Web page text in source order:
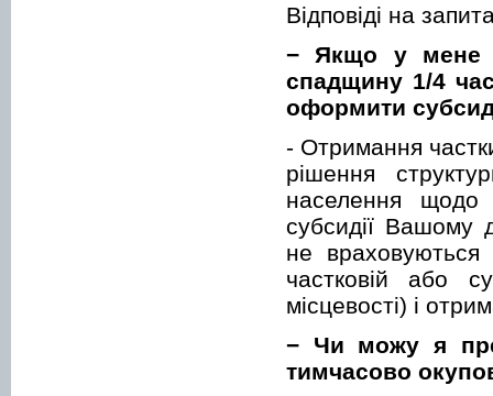
Відповіді на
− Якщо у мене
спадщину 1/4
оформити
- Отримання
рішення
населення щодо
субсидії Вашому
не враховуються
частковій або
місцевості) і
− Чи можу я
тимчасово